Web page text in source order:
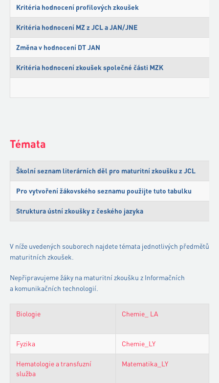
Kritéria hodnocení profilových zkoušek
Kritéria hodnocení MZ z JCL a JAN/JNE
Změna v hodnocení DT JAN
Kritéria hodnocení zkoušek společné části MZK
Témata
Školní seznam literárních děl pro maturitní zkoušku z JCL
Pro vytvoření žákovského seznamu použijte tuto tabulku
Struktura ústní zkoušky z českého jazyka
V níže uvedených souborech najdete témata jednotlivých předmětů
maturitních zkoušek.
Nepřipravujeme žáky na maturitní zkoušku z Informačních
a komunikačních technologií.
Biologie Chemie_ LA
Fyzika Chemie_LY
Hematologie a transfuzní
služba
Matematika_LY